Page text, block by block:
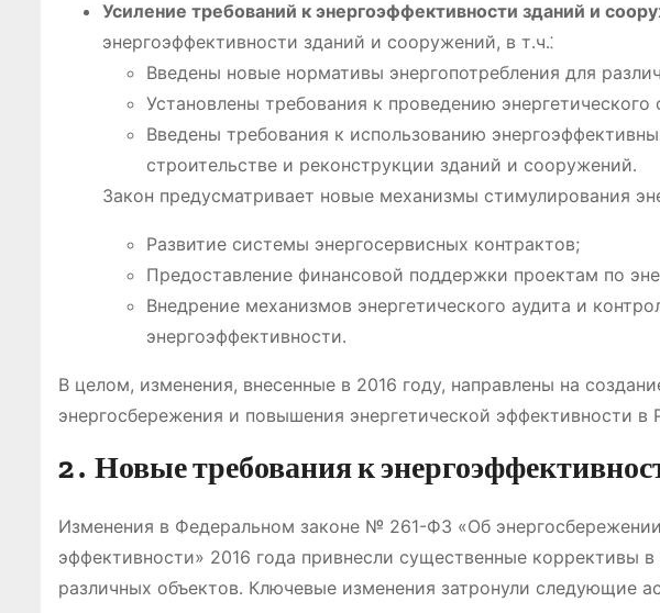
Усиление требований к энергоэффективности зданий и
энергоэффективности зданий и сооружений, в т․ч․⁚
Введены новые нормативы энергопотребления для
Установлены требования к проведению
Введены требования к использованию
строительстве и реконструкции зданий и сооружений․
Закон предусматривает новые механизмы стимулирования
Развитие системы энергосервисных контрактов;
Предоставление финансовой поддержки проектам по
Внедрение механизмов энергетического аудита и
энергоэффективности․
В целом, изменения, внесенные в 2016 году, направлены на
энергосбережения и повышения энергетической эффективности в
2․ Новые требования к
Изменения в Федеральном законе № 261-ФЗ «Об
эффективности» 2016 года привнесли существенные коррективы
различных объектов․ Ключевые изменения затронули следующие